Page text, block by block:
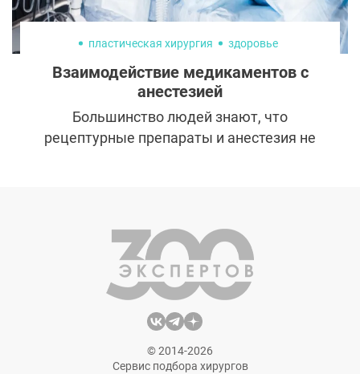
пластическая хирургия здоровье
Взаимодействие медикаментов с
анестезией
Большинство людей знают, что
рецептурные препараты и анестезия не
приостановить.
© 2014-2026
Сервис подбора хирургов